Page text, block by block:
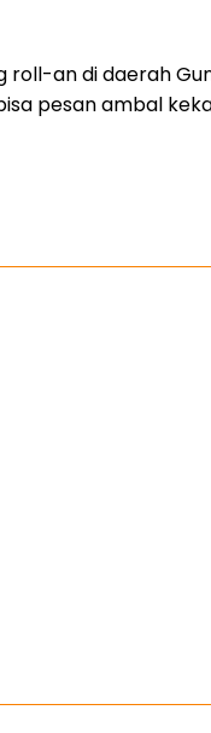
an di daerah
pesan ambal